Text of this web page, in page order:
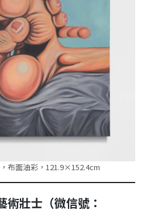
布面油彩，121.9×152.4cm
壯士（微信號：